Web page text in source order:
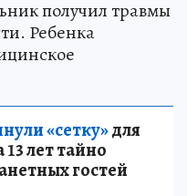
получил травмы
Ребенка
«сетку»для
лет тайно
гостей